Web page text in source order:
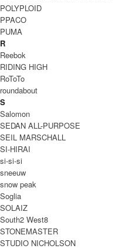
POLYPLOID
PPACO
PUMA
R
Reebok
RIDING HIGH
RoToTo
roundabout
S
Salomon
SEDAN ALL-PURPOSE
SEIL MARSCHALL
SI-HIRAI
si-si-si
sneeuw
snow peak
Soglia
SOLAIZ
South2 West8
STONEMASTER
STUDIO NICHOLSON